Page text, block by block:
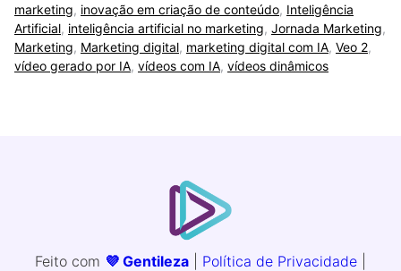
marketing, inovação em criação de conteúdo, Inteligência
Artificial, inteligência artificial no marketing, Jornada Marketing,
Marketing, Marketing digital, marketing digital com IA, Veo 2,
vídeo gerado por IA, vídeos com IA, vídeos dinâmicos
Feito com 💜 Gentileza Política de Privacidade